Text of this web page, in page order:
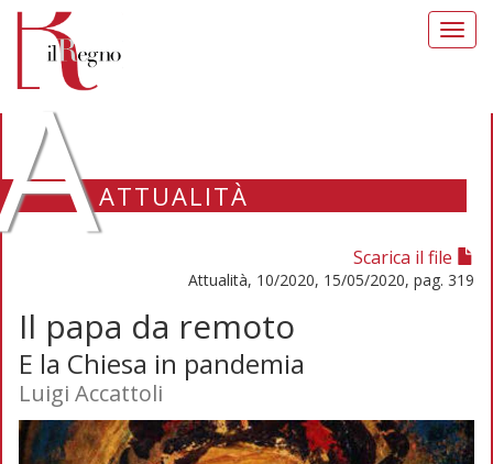
ATTUALITÀ
Scarica il file
Attualità, 10/2020, 15/05/2020, pag. 319
Il papa da remoto
E la Chiesa in pandemia
Luigi Accattoli